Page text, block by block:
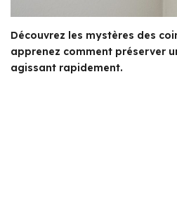
Découvrez les mystères des
apprenez comment préserver
agissant rapidement.